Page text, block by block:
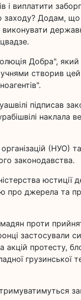
виплатити
заходу? Додам,
Добра",
створив
підписав
наклала
(НУО)
законодавства.
юстиції
про джерела та
проти
застосували
акцій протесту,
грузинської